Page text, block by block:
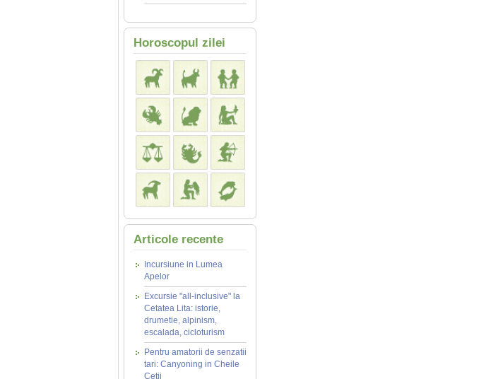
Horoscopul zilei
Articole recente
Incursiune in Lumea
Apelor
Excursie "all-inclusive" la
Cetatea Lita: istorie,
drumetie, alpinism,
escalada, cicloturism
Pentru amatorii de senzatii
tari: Canyoning in Cheile
Cetii